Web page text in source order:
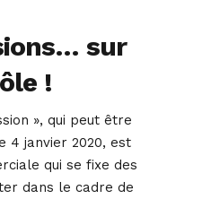
sur
!
», qui peut être
4 janvier 2020, est
qui se fixe des
dans le cadre de